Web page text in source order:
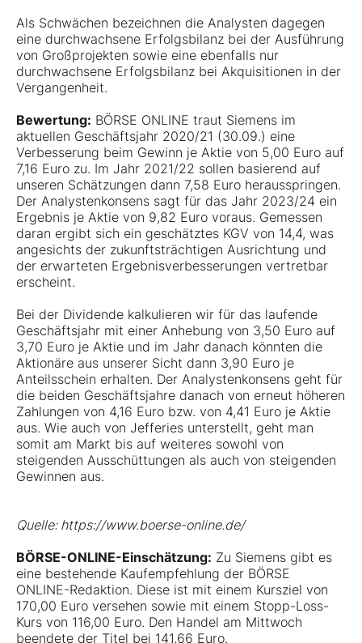
Als Schwächen bezeichnen die Analysten dagegen
eine durchwachsene Erfolgsbilanz bei der Ausführung
von Großprojekten sowie eine ebenfalls nur
durchwachsene Erfolgsbilanz bei Akquisitionen in der
Vergangenheit.
Bewertung: BÖRSE ONLINE traut Siemens im
aktuellen Geschäftsjahr 2020/21 (30.09.) eine
Verbesserung beim Gewinn je Aktie von 5,00 Euro auf
7,16 Euro zu. Im Jahr 2021/22 sollen basierend auf
unseren Schätzungen dann 7,58 Euro herausspringen.
Der Analystenkonsens sagt für das Jahr 2023/24 ein
Ergebnis je Aktie von 9,82 Euro voraus. Gemessen
daran ergibt sich ein geschätztes KGV von 14,4, was
angesichts der zukunftsträchtigen Ausrichtung und
der erwarteten Ergebnisverbesserungen vertretbar
erscheint.
Bei der Dividende kalkulieren wir für das laufende
Geschäftsjahr mit einer Anhebung von 3,50 Euro auf
3,70 Euro je Aktie und im Jahr danach könnten die
Aktionäre aus unserer Sicht dann 3,90 Euro je
Anteilsschein erhalten. Der Analystenkonsens geht für
die beiden Geschäftsjahre danach von erneut höheren
Zahlungen von 4,16 Euro bzw. von 4,41 Euro je Aktie
aus. Wie auch von Jefferies unterstellt, geht man
somit am Markt bis auf weiteres sowohl von
steigenden Ausschüttungen als auch von steigenden
Gewinnen aus.
Quelle: https://www.boerse-online.de/
BÖRSE-ONLINE-Einschätzung: Zu Siemens gibt es
eine bestehende Kaufempfehlung der BÖRSE
ONLINE-Redaktion. Diese ist mit einem Kursziel von
170,00 Euro versehen sowie mit einem Stopp-Loss-
Kurs von 116,00 Euro. Den Handel am Mittwoch
beendete der Titel bei 141,66 Euro.